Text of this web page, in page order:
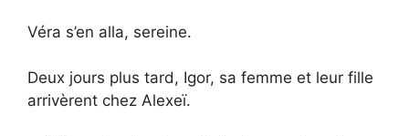
Véra s’en alla, sereine.
Deux jours plus tard, Igor, sa femme et leur fille
arrivèrent chez Alexeï.